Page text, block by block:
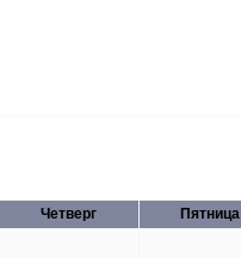
Четверг Пятница